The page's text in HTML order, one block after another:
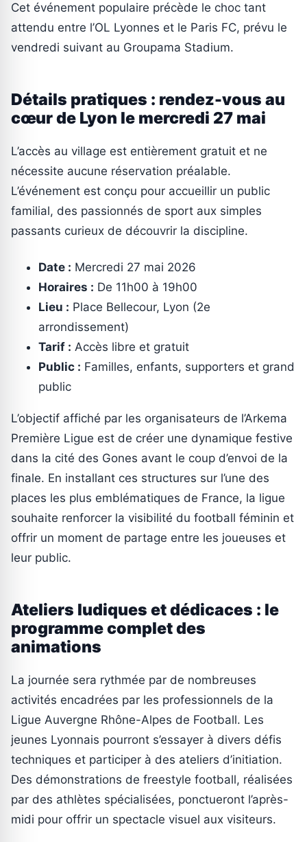
Cet événement populaire précède le choc tant
attendu entre l’OL Lyonnes et le Paris FC, prévu le
vendredi suivant au Groupama Stadium.
Détails pratiques : rendez-vous au
cœur de Lyon le mercredi 27 mai
L’accès au village est entièrement gratuit et ne
nécessite aucune réservation préalable.
L’événement est conçu pour accueillir un public
familial, des passionnés de sport aux simples
passants curieux de découvrir la discipline.
Date : Mercredi 27 mai 2026
Horaires : De 11h00 à 19h00
Lieu : Place Bellecour, Lyon (2e
arrondissement)
Tarif : Accès libre et gratuit
Public : Familles, enfants, supporters et grand
public
L’objectif affiché par les organisateurs de l’Arkema
Première Ligue est de créer une dynamique festive
dans la cité des Gones avant le coup d’envoi de la
finale. En installant ces structures sur l’une des
places les plus emblématiques de France, la ligue
souhaite renforcer la visibilité du football féminin et
offrir un moment de partage entre les joueuses et
leur public.
Ateliers ludiques et dédicaces : le
programme complet des
animations
La journée sera rythmée par de nombreuses
activités encadrées par les professionnels de la
Ligue Auvergne Rhône-Alpes de Football. Les
jeunes Lyonnais pourront s’essayer à divers défis
techniques et participer à des ateliers d’initiation.
Des démonstrations de freestyle football, réalisées
par des athlètes spécialisées, ponctueront l’après-
midi pour offrir un spectacle visuel aux visiteurs.